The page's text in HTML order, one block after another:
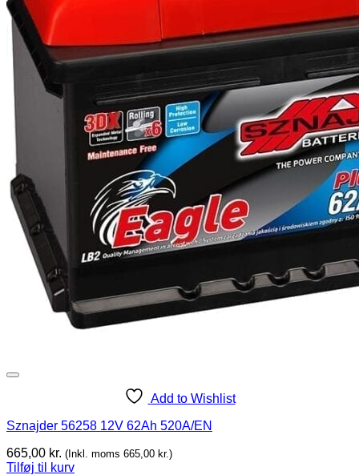
Add to Wishlist
Sznajder 56258 12V 62Ah 520A/EN
665,00 kr. (Inkl. moms 665,00 kr.)
Tilføj til kurv